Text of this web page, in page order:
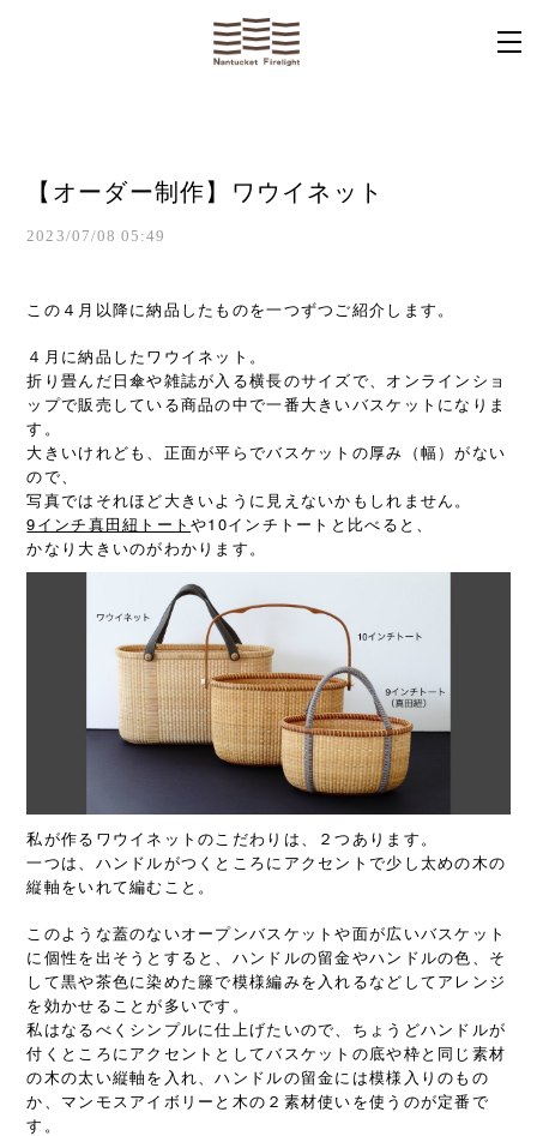
【オーダー制作】ワウイネット
2023/07/08 05:49
この４月以降に納品したものを一つずつご紹介します。
４月に納品したワウイネット。
折り畳んだ日傘や雑誌が入る横長のサイズで、オンラインショ
ップで販売している商品の中で一番大きいバスケットになりま
す。
大きいけれども、正面が平らでバスケットの厚み（幅）がない
ので、
写真ではそれほど大きいように見えないかもしれません。
9インチ真田紐トートや10インチトートと比べると、
かなり大きいのがわかります。
私が作るワウイネットのこだわりは、２つあります。
一つは、ハンドルがつくところにアクセントで少し太めの木の
縦軸をいれて編むこと。
このような蓋のないオープンバスケットや面が広いバスケット
に個性を出そうとすると、ハンドルの留金やハンドルの色、そ
して黒や茶色に染めた籐で模様編みを入れるなどしてアレンジ
を効かせることが多いです。
私はなるべくシンプルに仕上げたいので、ちょうどハンドルが
付くところにアクセントとしてバスケットの底や枠と同じ素材
の木の太い縦軸を入れ、ハンドルの留金には模様入りのもの
か、マンモスアイボリーと木の２素材使いを使うのが定番で
す。